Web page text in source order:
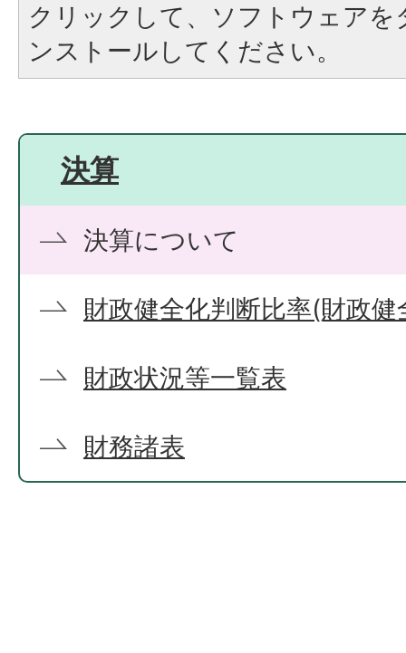
クリックして、ソフトウェア
ンストールしてください。
決算
決算について
財政健全化判断比率(財政健
財政状況等一覧表
財務諸表